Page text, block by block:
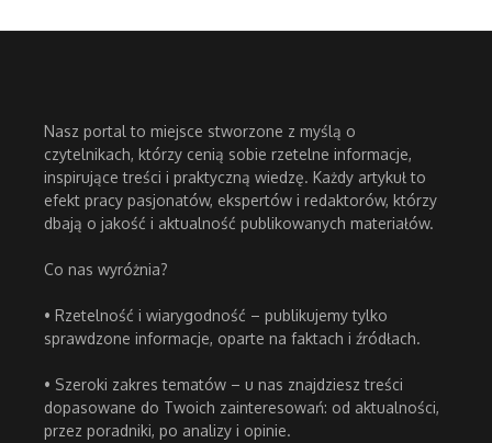
Nasz portal to miejsce stworzone z myślą o
czytelnikach, którzy cenią sobie rzetelne informacje,
inspirujące treści i praktyczną wiedzę. Każdy artykuł to
efekt pracy pasjonatów, ekspertów i redaktorów, którzy
dbają o jakość i aktualność publikowanych materiałów.
Co nas wyróżnia?
• Rzetelność i wiarygodność – publikujemy tylko
sprawdzone informacje, oparte na faktach i źródłach.
• Szeroki zakres tematów – u nas znajdziesz treści
dopasowane do Twoich zainteresowań: od aktualności,
przez poradniki, po analizy i opinie.